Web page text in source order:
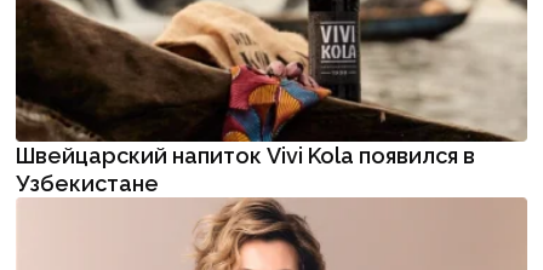
Швейцарский напиток Vivi Kola появился в
Узбекистане